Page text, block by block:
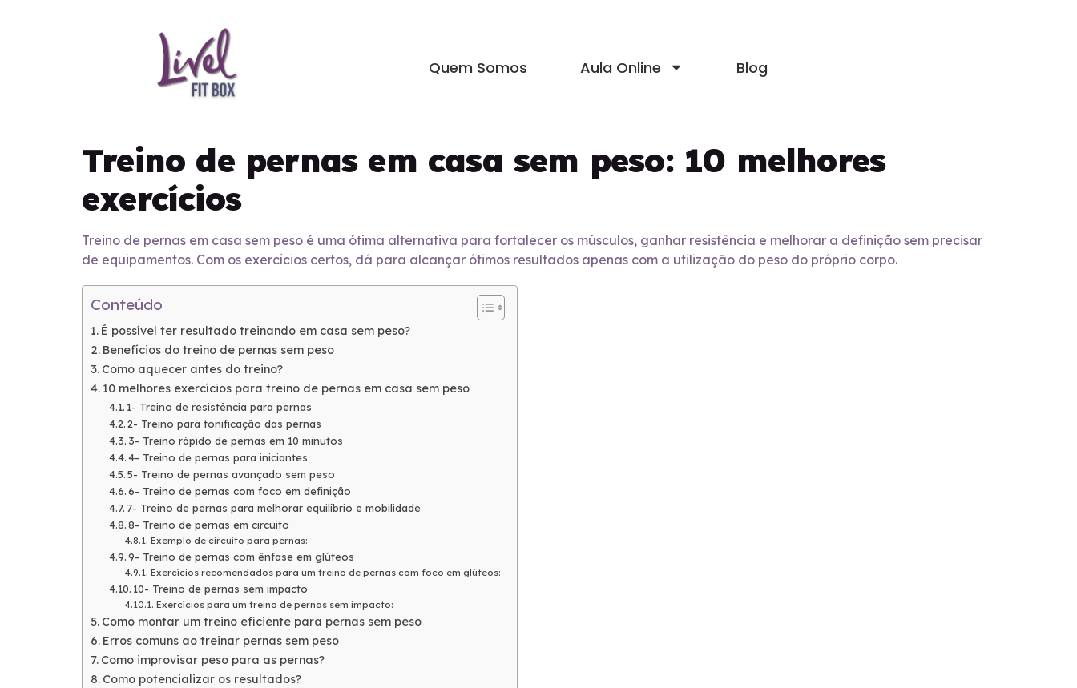
Quem Somos Aula Online Blog
Treino de pernas em casa sem peso: 10 melhores
exercícios
Treino de pernas em casa sem peso é uma ótima alternativa para fortalecer os músculos, ganhar resistência e melhorar a definição sem precisar
de equipamentos. Com os exercícios certos, dá para alcançar ótimos resultados apenas com a utilização do peso do próprio corpo.
Conteúdo
É possível ter resultado treinando em casa sem peso?
Benefícios do treino de pernas sem peso
Como aquecer antes do treino?
10 melhores exercícios para treino de pernas em casa sem peso
1- Treino de resistência para pernas
2- Treino para tonificação das pernas
3- Treino rápido de pernas em 10 minutos
4- Treino de pernas para iniciantes
5- Treino de pernas avançado sem peso
6- Treino de pernas com foco em definição
7- Treino de pernas para melhorar equilíbrio e mobilidade
8- Treino de pernas em circuito
Exemplo de circuito para pernas:
9- Treino de pernas com ênfase em glúteos
Exercícios recomendados para um treino de pernas com foco em glúteos:
10- Treino de pernas sem impacto
Exercícios para um treino de pernas sem impacto:
Como montar um treino eficiente para pernas sem peso
Erros comuns ao treinar pernas sem peso
Como improvisar peso para as pernas?
Como potencializar os resultados?